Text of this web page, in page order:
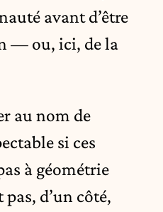
avant d’être
— ou, ici, de la
au nom de
si ces
à géométrie
d’un côté,